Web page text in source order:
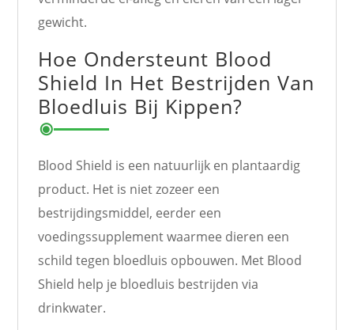
gewicht.
Hoe Ondersteunt Blood
Shield In Het Bestrijden Van
Bloedluis Bij Kippen?
Blood Shield is een natuurlijk en plantaardig
product. Het is niet zozeer een
bestrijdingsmiddel, eerder een
voedingssupplement waarmee dieren een
schild tegen bloedluis opbouwen. Met Blood
Shield help je bloedluis bestrijden via
drinkwater.